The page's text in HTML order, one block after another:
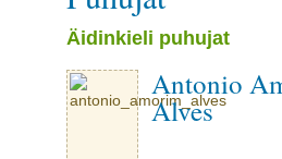
Äidinkieli puhujat
Antonio
Alves